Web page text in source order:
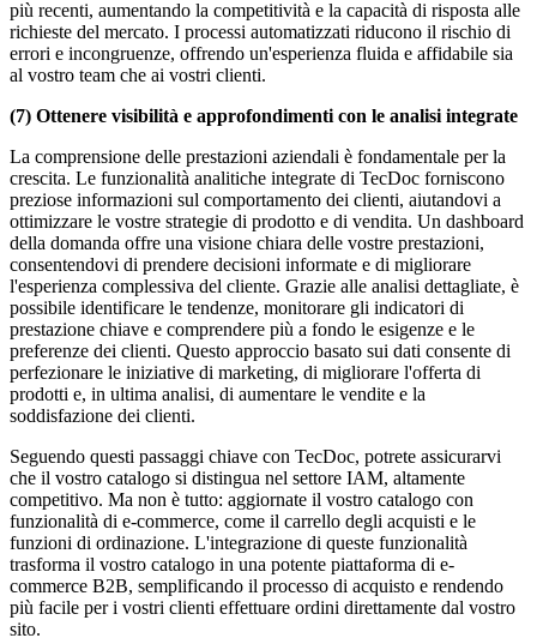
più recenti, aumentando la competitività e la capacità di risposta alle
richieste del mercato. I processi automatizzati riducono il rischio di
errori e incongruenze, offrendo un'esperienza fluida e affidabile sia
al vostro team che ai vostri clienti.
(7) Ottenere visibilità e approfondimenti con le analisi integrate
La comprensione delle prestazioni aziendali è fondamentale per la
crescita. Le funzionalità analitiche integrate di TecDoc forniscono
preziose informazioni sul comportamento dei clienti, aiutandovi a
ottimizzare le vostre strategie di prodotto e di vendita. Un dashboard
della domanda offre una visione chiara delle vostre prestazioni,
consentendovi di prendere decisioni informate e di migliorare
l'esperienza complessiva del cliente. Grazie alle analisi dettagliate, è
possibile identificare le tendenze, monitorare gli indicatori di
prestazione chiave e comprendere più a fondo le esigenze e le
preferenze dei clienti. Questo approccio basato sui dati consente di
perfezionare le iniziative di marketing, di migliorare l'offerta di
prodotti e, in ultima analisi, di aumentare le vendite e la
soddisfazione dei clienti.
Seguendo questi passaggi chiave con TecDoc, potrete assicurarvi
che il vostro catalogo si distingua nel settore IAM, altamente
competitivo. Ma non è tutto: aggiornate il vostro catalogo con
funzionalità di e-commerce, come il carrello degli acquisti e le
funzioni di ordinazione. L'integrazione di queste funzionalità
trasforma il vostro catalogo in una potente piattaforma di e-
commerce B2B, semplificando il processo di acquisto e rendendo
più facile per i vostri clienti effettuare ordini direttamente dal vostro
sito.